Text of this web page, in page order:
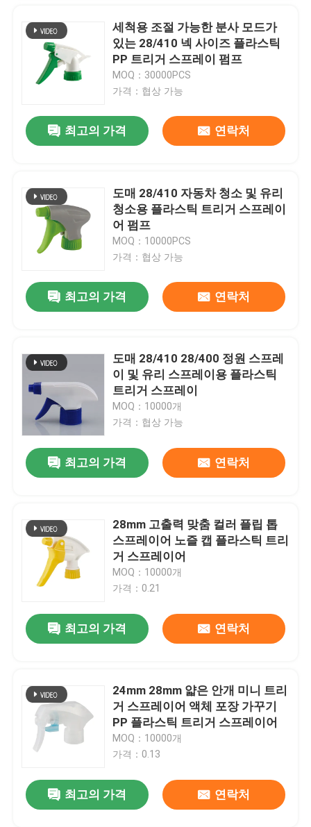
세척용 조절 가능한 분사 모드가
있는 28/410 넥 사이즈 플라스틱
PP 트리거 스프레이 펌프
MOQ：30000PCS
가격：협상 가능
최고의 가격 연락처
도매 28/410 자동차 청소 및 유리
청소용 플라스틱 트리거 스프레이
어 펌프
MOQ：10000PCS
가격：협상 가능
최고의 가격 연락처
도매 28/410 28/400 정원 스프레
이 및 유리 스프레이용 플라스틱
트리거 스프레이
MOQ：10000개
가격：협상 가능
최고의 가격 연락처
28mm 고출력 맞춤 컬러 플립 톱
스프레이어 노즐 캡 플라스틱 트리
거 스프레이어
MOQ：10000개
가격：0.21
최고의 가격 연락처
24mm 28mm 얇은 안개 미니 트리
거 스프레이어 액체 포장 가꾸기
PP 플라스틱 트리거 스프레이어
MOQ：10000개
가격：0.13
최고의 가격 연락처